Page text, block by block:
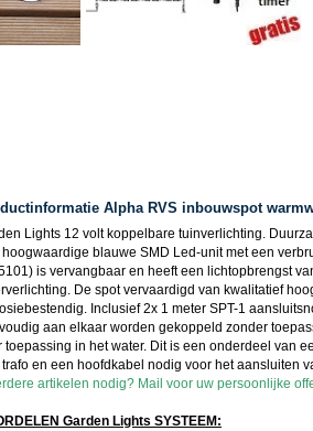
Alpha RVS inbouwspot
Lights 12 volt koppelbare tuinverlichting.
blauwe SMD Led-unit met een
is vervangbaar en heeft een lichtopbrengst
De spot vervaardigd van kwalitatief
Inclusief 2x 1 meter SPT-1
aan elkaar worden gekoppeld zonder
toepassing in het water. Dit is een onderdeel van
en een hoofdkabel nodig voor het aansluiten
artikelen nodig? Mail voor uw persoonlijke
Garden Lights SYSTEEM: